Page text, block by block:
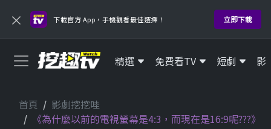
× 下載官方 App，手機觀看最佳選擇！ 立即下載
精選 免費看TV 短劇 影
首頁
影劇挖挖哇
《為什麼以前的電視螢幕是4:3，而現在是16:9呢???》